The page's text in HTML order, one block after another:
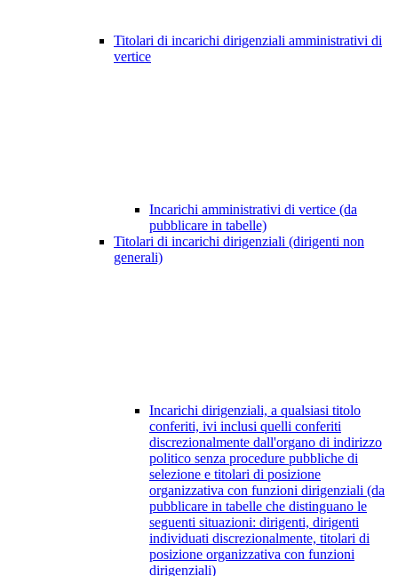
Titolari di incarichi dirigenziali amministrativi di
vertice
Incarichi amministrativi di vertice (da
pubblicare in tabelle)
Titolari di incarichi dirigenziali (dirigenti non
generali)
Incarichi dirigenziali, a qualsiasi titolo
conferiti, ivi inclusi quelli conferiti
discrezionalmente dall'organo di indirizzo
politico senza procedure pubbliche di
selezione e titolari di posizione
organizzativa con funzioni dirigenziali (da
pubblicare in tabelle che distinguano le
seguenti situazioni: dirigenti, dirigenti
individuati discrezionalmente, titolari di
posizione organizzativa con funzioni
dirigenziali)